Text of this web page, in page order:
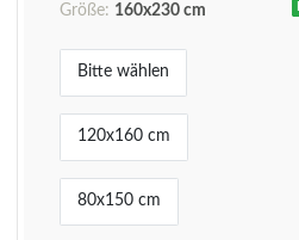
Größe: 160x230 cm
Bitte wählen
120x160 cm
80x150 cm